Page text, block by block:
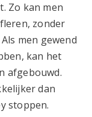
Zo kan men
zonder
men gewend
kan het
afgebouwd.
dan
stoppen.